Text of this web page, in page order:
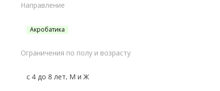
Направление
Акробатика
Ограничения по полу и возрасту
с 4 до 8 лет, М и Ж